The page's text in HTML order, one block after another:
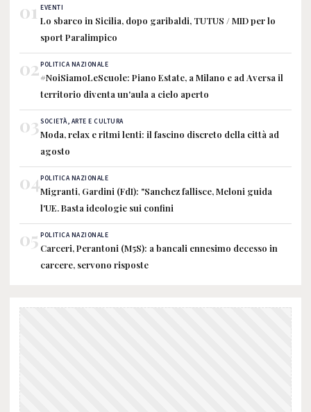
01 EVENTI
Lo sbarco in Sicilia, dopo garibaldi, TUTUS / MID per lo
sport Paralimpico
02POLITICA NAZIONALE
#NoiSiamoLeScuole: Piano Estate, a Milano e ad Aversa il
territorio diventa un'aula a cielo aperto
03SOCIETÀ, ARTE E CULTURA
Moda, relax e ritmi lenti: il fascino discreto della città ad
agosto
04POLITICA NAZIONALE
Migranti, Gardini (FdI): "Sanchez fallisce, Meloni guida
l'UE. Basta ideologie sui confini
05 POLITICA NAZIONALE
Carceri, Perantoni (M5S): a bancali ennesimo decesso in
carcere, servono risposte